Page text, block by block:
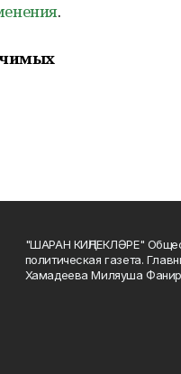
.
"ШАРАН КИҢЛЕКЛӘРЕ"
политическая газета.
Хамадеева Миляуша